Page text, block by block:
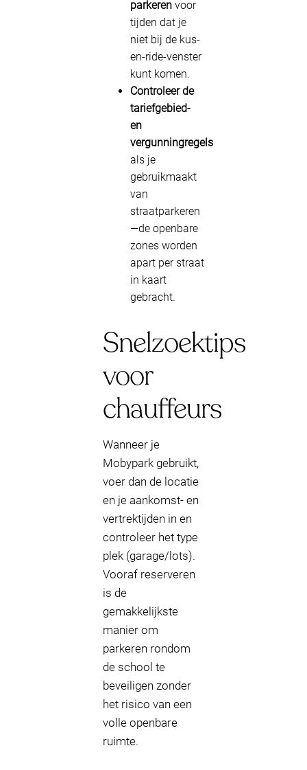
parkeren voor
tijden dat je
niet bij de kus-
en-ride-venster
kunt komen.
Controleer de
tariefgebied-
en
vergunningregels
als je
gebruikmaakt
van
straatparkeren
—de openbare
zones worden
apart per straat
in kaart
gebracht.
Snelzoektips
voor
chauffeurs
Wanneer je
Mobypark gebruikt,
voer dan de locatie
en je aankomst- en
vertrektijden in en
controleer het type
plek (garage/lots).
Vooraf reserveren
is de
gemakkelijkste
manier om
parkeren rondom
de school te
beveiligen zonder
het risico van een
volle openbare
ruimte.